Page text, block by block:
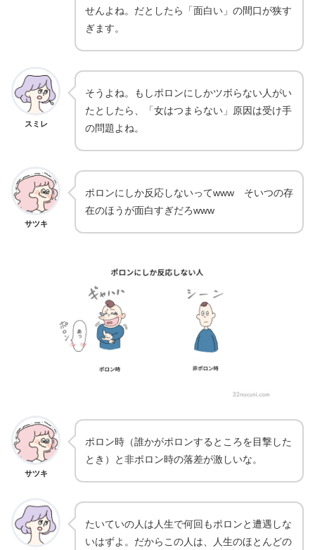
せんよね。だとしたら「面白い」の間口が狭す
ぎます。
スミレ
そうよね。もしポロンにしかツボらない人がい
たとしたら、「女はつまらない」原因は受け手
の問題よね。
サツキ
ポロンにしか反応しないってwww そいつの存
在のほうが面白すぎだろwww
サツキ
ポロン時（誰かがポロンするところを目撃した
とき）と非ポロン時の落差が激しいな。
たいていの人は人生で何回もポロンと遭遇しな
いはずよ。だからこの人は、人生のほとんどの